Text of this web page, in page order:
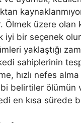
Ölmek üzere
iyi bir seçenek
yaklaştığı
kedi sahiplerinin
hızlı nefes
belirtiler
en kısa sürede